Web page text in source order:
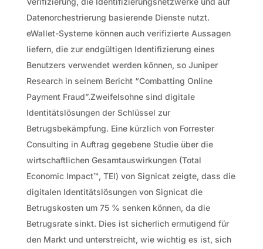
Datenorchestrierung basierende Dienste nutzt.
eWallet-Systeme können auch verifizierte Aussagen
liefern, die zur endgültigen Identifizierung eines
Benutzers verwendet werden können, so Juniper
Research in seinem Bericht “Combatting Online
Payment Fraud”.Zweifelsohne sind digitale
Identitätslösungen der Schlüssel zur
Betrugsbekämpfung. Eine kürzlich von Forrester
Consulting in Auftrag gegebene Studie über die
wirtschaftlichen Gesamtauswirkungen (Total
Economic Impact™, TEI) von Signicat zeigte, dass die
digitalen Identitätslösungen von Signicat die
Betrugskosten um 75 % senken können, da die
Betrugsrate sinkt. Dies ist sicherlich ermutigend für
den Markt und unterstreicht, wie wichtig es ist, sich